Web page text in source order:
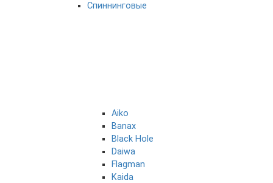
Спиннинговые
Aiko
Banax
Black Hole
Daiwa
Flagman
Kaida